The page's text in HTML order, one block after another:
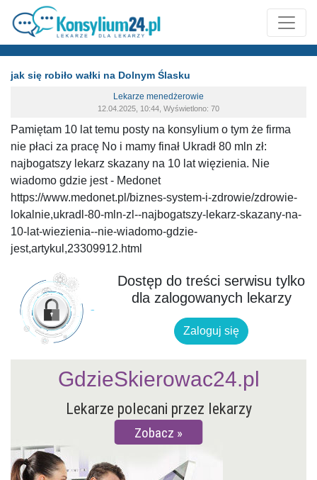
jak się robiło wałki na Dolnym Ślasku
Lekarze menedżerowie
12.04.2025, 10:44, Wyświetlono: 70
Pamiętam 10 lat temu posty na konsylium o tym że firma
nie płaci za pracę No i mamy finał Ukradł 80 mln zł:
najbogatszy lekarz skazany na 10 lat więzienia. Nie
wiadomo gdzie jest - Medonet
https://www.medonet.pl/biznes-system-i-zdrowie/zdrowie-
lokalnie,ukradl-80-mln-zl--najbogatszy-lekarz-skazany-na-
10-lat-wiezienia--nie-wiadomo-gdzie-
jest,artykul,23309912.html
Dostęp do treści serwisu tylko
dla zalogowanych lekarzy
Zaloguj się
Lekarze polecani przez lekarzy
Zobacz
GdzieSkierowac24.pl